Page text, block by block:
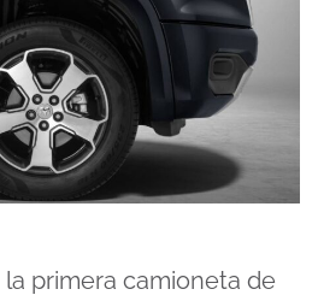
la primera camioneta de